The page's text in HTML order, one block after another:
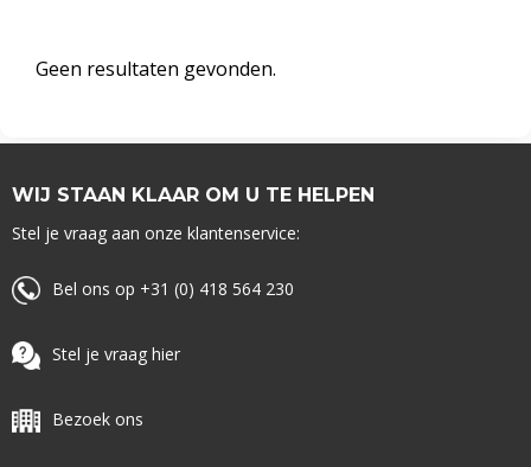
Geen resultaten gevonden.
WIJ STAAN KLAAR OM U TE HELPEN
Stel je vraag aan onze klantenservice:
Bel ons op +31 (0) 418 564 230
Stel je vraag hier
Bezoek ons